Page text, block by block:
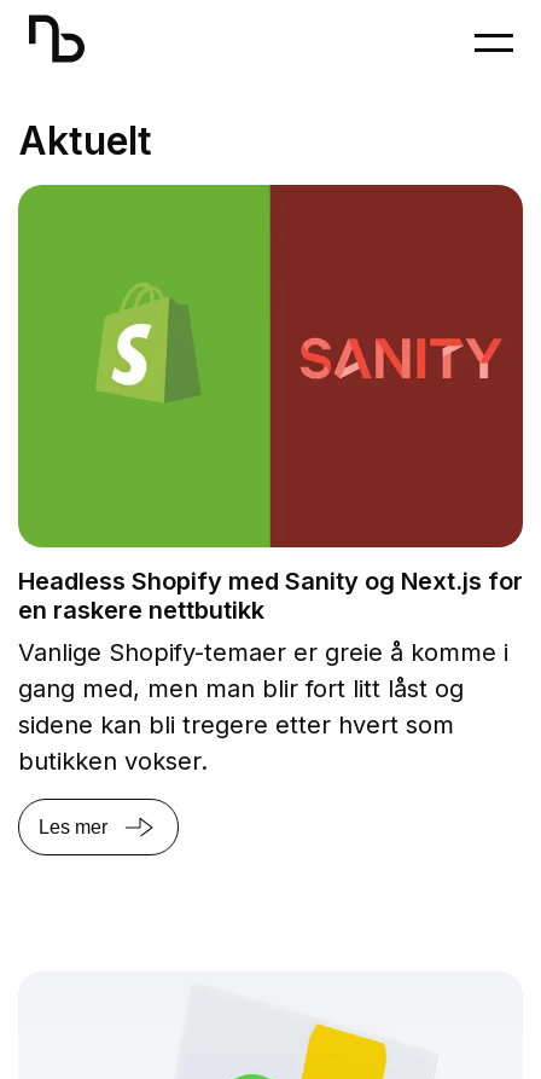
Skip To Main Content
Aktuelt
Headless Shopify med Sanity og Next.js for
en raskere nettbutikk
Vanlige Shopify-temaer er greie å komme i
gang med, men man blir fort litt låst og
sidene kan bli tregere etter hvert som
butikken vokser.
Les mer